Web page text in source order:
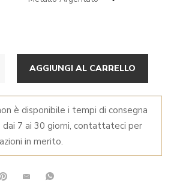
€2.656,00
AGGIUNGI AL CARRELLO
è disponibile i tempi di consegna
dai 7 ai 30 giorni, contattateci per
in merito.